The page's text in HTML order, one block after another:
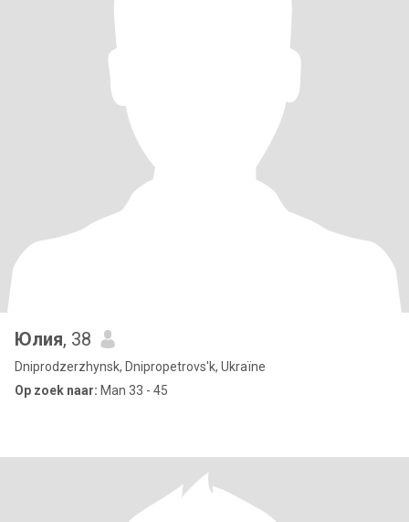
Юлия, 38
Dniprodzerzhynsk, Dnipropetrovs'k, Ukraïne
Op zoek naar: Man 33 - 45